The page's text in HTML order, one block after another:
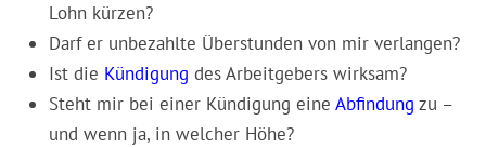
Lohn kürzen?
Darf er unbezahlte Überstunden von mir verlangen?
Ist die Kündigung des Arbeitgebers wirksam?
Steht mir bei einer Kündigung eine Abfindung zu –
und wenn ja, in welcher Höhe?